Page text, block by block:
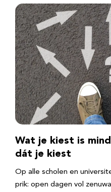
Wat je kiest is
dát je kiest
Op alle scholen en
prik: open dagen vol